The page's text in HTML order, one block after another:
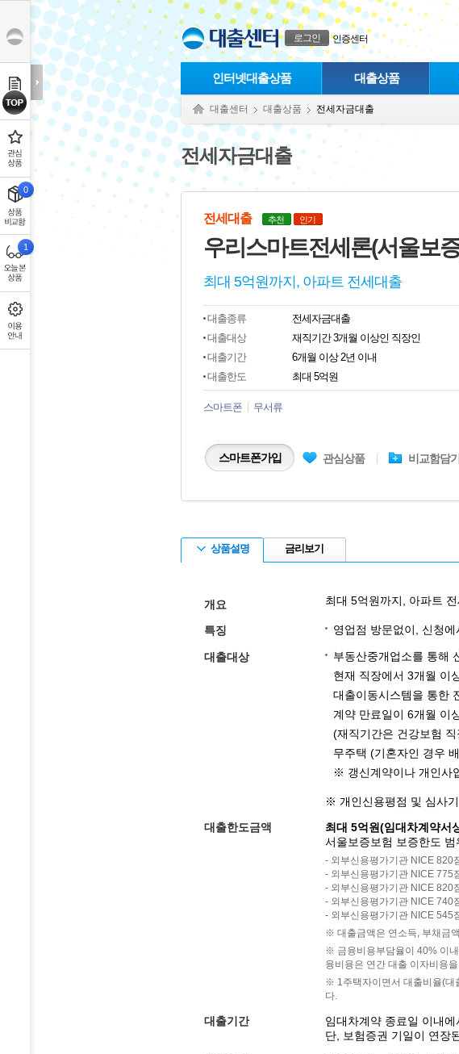
본문으로 바로가기
푸터 바로가기
로그인 인증센터
인터넷대출상품 대출상품
대출센터 대출상품 전세자금대출
전세자금대출
우리스마트전세론(서울보
전세대출 추천 인기
최대 5억원까지, 아파트 전세대출
대출종류
전세자금대출
대출대상
재직기간 3개월 이상인 직장인
대출기간
6개월 이상 2년 이내
대출한도
최대 5억원
스마트폰 무서류
스마트폰가입 관심상품 비교함담기
상품설명 금리보기
개요 최대 5억원까지, 아파트
특징 영업점 방문없이, 신청에
대출대상
부동산중개업소를 통해
현재 직장에서 3개월 이
대출이동시스템을 통한
계약 만료일이 6개월 이
(재직기간은 건강보험
무주택 (기혼자인 경우
※ 갱신계약이나 개인사
※ 개인신용평점 및 심사
대출한도금액
최대 5억원(임대차계약서
서울보증보험 보증한도
- 외부신용평가기관 NICE 820
- 외부신용평가기관 NICE 775
- 외부신용평가기관 NICE 820
- 외부신용평가기관 NICE 740
- 외부신용평가기관 NICE 545
※ 대출금액은 연소득, 부채금
※ 금융비용부담율이 40% 이
융비용은 연간 대출 이자비용
※ 1주택자이면서 대출비율(대
다.
대출기간
임대차계약 종료일 이내
단, 보험증권 기일이 연장
0
1